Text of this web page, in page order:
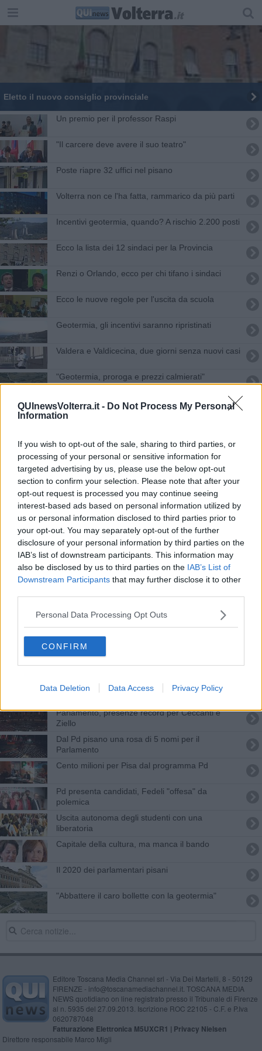
QUInewsVolterra.it - Do Not Process My Personal
Information
If you wish to opt-out of the sale, sharing to third parties, or
processing of your personal or sensitive information for
targeted advertising by us, please use the below opt-out
section to confirm your selection. Please note that after your
opt-out request is processed you may continue seeing
interest-based ads based on personal information utilized by
us or personal information disclosed to third parties prior to
your opt-out. You may separately opt-out of the further
disclosure of your personal information by third parties on the
IAB’s list of downstream participants. This information may
also be disclosed by us to third parties on the IAB’s List of
Downstream Participants that may further disclose it to other
Personal Data Processing Opt Outs
CONFIRM
Data Deletion Data Access Privacy Policy
Eletto il nuovo consiglio provinciale
Un premio per il professor Raspi
"Il carcere deve avere il suo teatro"
Poste riapre 32 uffici nel pisano
Volterra non ce l'ha fatta, rammarico da più parti
Incentivi geotermia, quando? A rischio 2.200 posti
Ecco la lista dei 12 sindaci per la Provincia
Renzi o Orlando, ecco per chi tifano i sindaci
Ecco le nuove regole per l'uscita da scuola
Geotermia, gli incentivi saranno ripristinati
Valdera e Valdicecina, due giorni senza nuovi casi
"Geotermia, proroga e prezzi calmierati"
Provincia, il centrosinistra vuole Filippeschi
"Prelievi forzosi sui conti della Provincia"
Le riflessione del Pd volterrano dopo il voto
Geotermia e consiglio aperto, ok dei consiglieri
2 Giugno, le onorificenze in piazza dei Miracoli
Decreto Aiuti, nuovi sostegni ai Comuni
geotermici
Elezioni POLITICHE 2018
"Geotermia esclusa da Fer2? Politica scellerata"
Geotermia, deputati Pd scrivono al ministro
Parlamento, presenze record per Ceccanti e
Ziello
Dal Pd pisano una rosa di 5 nomi per il
Parlamento
Cento milioni per Pisa dal programma Pd
Pd presenta candidati, Fedeli "offesa" da
polemica
Uscita autonoma degli studenti con una
liberatoria
Capitale della cultura, ma manca il bando
Il 2020 dei parlamentari pisani
"Abbattere il caro bollette con la geotermia"
Editore Toscana Media Channel srl - Via Dei Martelli, 8 - 50129
FIRENZE - info@toscanamediachannel.it. TOSCANA MEDIA
NEWS quotidiano on line registrato presso il Tribunale di Firenze
al n. 5935 del 27.09.2013. Iscrizione ROC 22105 - C.F. e P.Iva
0620787048
Fatturazione Elettronica M5UXCR1 | Privacy Nielsen
Direttore responsabile Marco Migli